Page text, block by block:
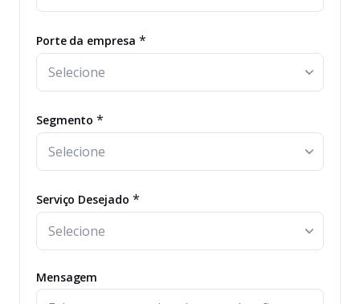
Porte da empresa *
Segmento*
Serviço Desejado *
Mensagem